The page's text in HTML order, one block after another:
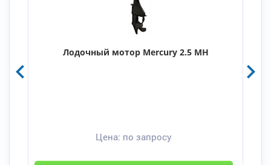
Лодочный мотор Mercury 2.5 MH
Цена: по запросу